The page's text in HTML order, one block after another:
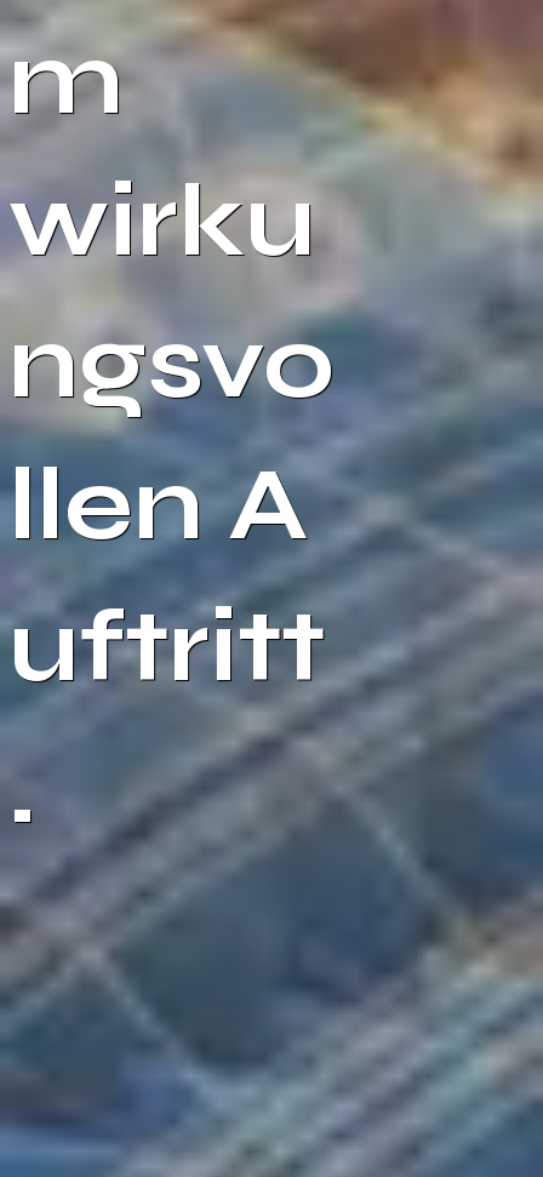
m
wirku
ngsvo
llen A
uftritt
.